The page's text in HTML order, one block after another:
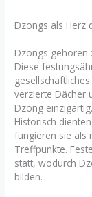
Dzongs als Herz
Dzongs gehören
Diese
verzierte Dächer
Dzong einzigartig.
Historisch
fungieren sie als
Treffpunkte.
statt, wodurch
bilden.